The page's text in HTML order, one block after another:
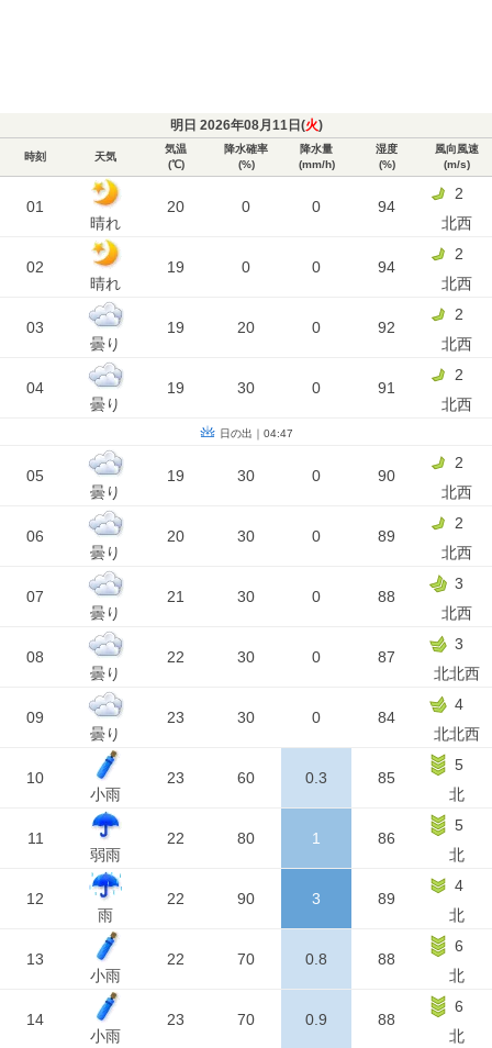
明日 2026年08月11日(火)
時刻 天気
気温
(℃)
降水確率
(%)
降水量
(mm/h)
湿度
(%)
風向風速
(m/s)
01
晴れ
20 0 0 94
2
北西
02
晴れ
19 0 0 94
2
北西
03
曇り
19 20 0 92
2
北西
04
曇り
19 30 0 91
2
北西
日の出｜04:47
05
曇り
19 30 0 90
2
北西
06
曇り
20 30 0 89
2
北西
07
曇り
21 30 0 88
3
北西
08
曇り
22 30 0 87
3
北北西
09
曇り
23 30 0 84
4
北北西
10
小雨
23 60 0.3 85
5
北
11
弱雨
22 80 1 86
5
北
12
雨
22 90 3 89
4
北
13
小雨
22 70 0.8 88
6
北
14
小雨
23 70 0.9 88
6
北